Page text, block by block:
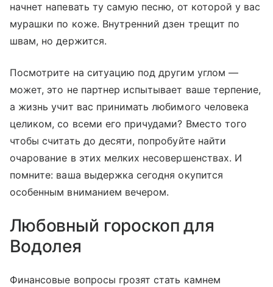
начнет напевать ту самую песню, от которой у вас
мурашки по коже. Внутренний дзен трещит по
швам, но держится.
Посмотрите на ситуацию под другим углом —
может, это не партнер испытывает ваше терпение,
а жизнь учит вас принимать любимого человека
целиком, со всеми его причудами? Вместо того
чтобы считать до десяти, попробуйте найти
очарование в этих мелких несовершенствах. И
помните: ваша выдержка сегодня окупится
особенным вниманием вечером.
Любовный гороскоп для
Водолея
Финансовые вопросы грозят стать камнем